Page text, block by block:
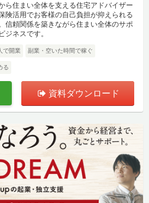
ら住まい全体を支える住宅アドバイザー
険活用でお客様の自己負担が抑えられる
信頼関係を築きながら住まい全体のサポ
ジネスです。
で開業 副業・空いた時間で稼ぐ
る
資料ダウンロード